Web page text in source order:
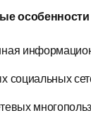
особенности
социальных